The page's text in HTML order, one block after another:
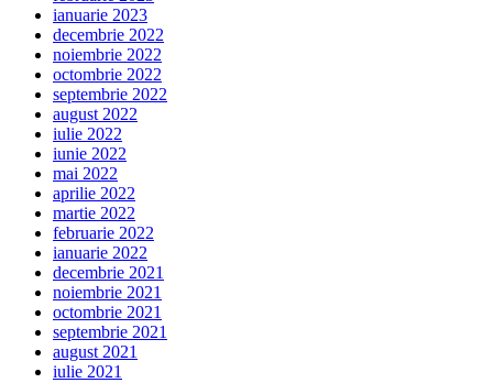
ianuarie 2023
decembrie 2022
noiembrie 2022
octombrie 2022
septembrie 2022
august 2022
iulie 2022
iunie 2022
mai 2022
aprilie 2022
martie 2022
februarie 2022
ianuarie 2022
decembrie 2021
noiembrie 2021
octombrie 2021
septembrie 2021
august 2021
iulie 2021